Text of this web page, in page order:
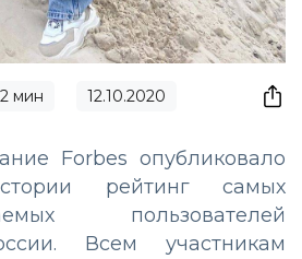
2 мин 12.10.2020
Forbes опубликовало
рейтинг самых
пользователей
Всем участникам